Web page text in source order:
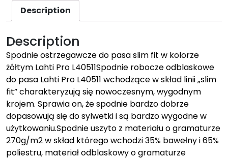
Description
Description
Spodnie ostrzegawcze do pasa slim fit w kolorze
żółtym Lahti Pro L40511Spodnie robocze odblaskowe
do pasa Lahti Pro L40511 wchodzące w skład linii „slim
fit” charakteryzują się nowoczesnym, wygodnym
krojem. Sprawia on, że spodnie bardzo dobrze
dopasowują się do sylwetki i są bardzo wygodne w
użytkowaniu.Spodnie uszyto z materiału o gramaturze
270g/m2 w skład którego wchodzi 35% bawełny i 65%
poliestru, materiał odblaskowy o gramaturze